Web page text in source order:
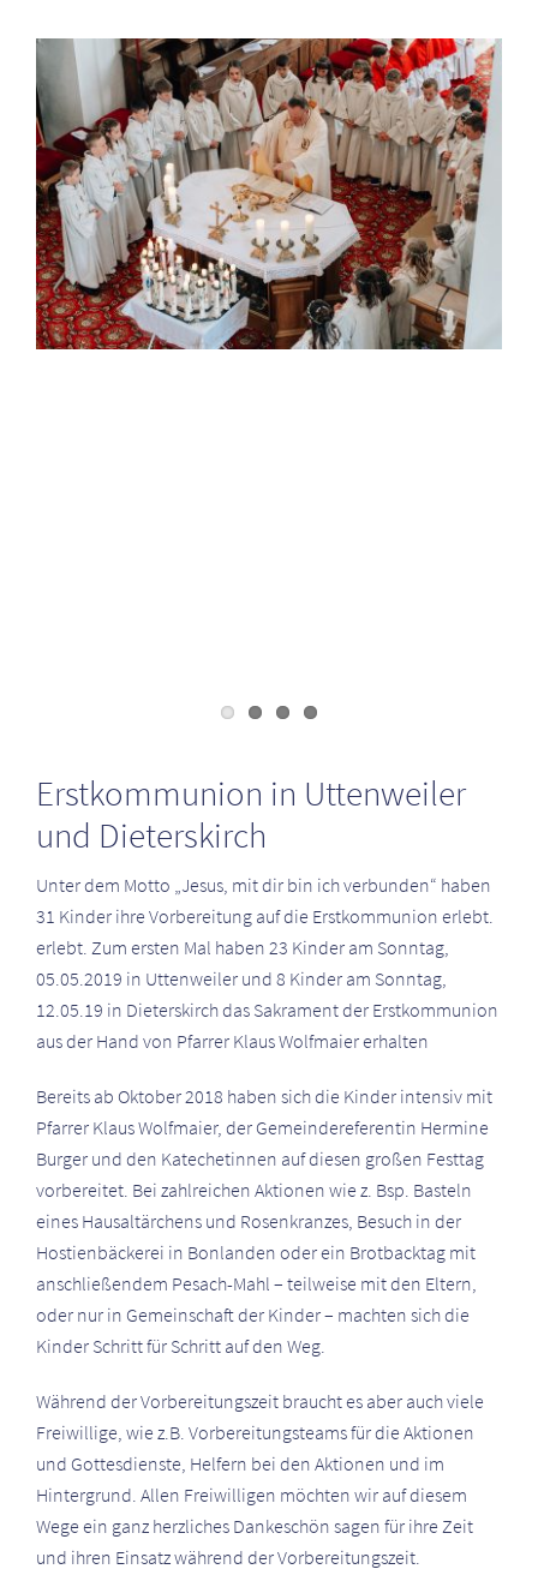
Zeige
grösseres
Bild
Erstkommunion in Uttenweiler
und Dieterskirch
Unter dem Motto „Jesus, mit dir bin ich verbunden“ haben
31 Kinder ihre Vorbereitung auf die Erstkommunion erlebt.
erlebt. Zum ersten Mal haben 23 Kinder am Sonntag,
05.05.2019 in Uttenweiler und 8 Kinder am Sonntag,
12.05.19 in Dieterskirch das Sakrament der Erstkommunion
aus der Hand von Pfarrer Klaus Wolfmaier erhalten
Bereits ab Oktober 2018 haben sich die Kinder intensiv mit
Pfarrer Klaus Wolfmaier, der Gemeindereferentin Hermine
Burger und den Katechetinnen auf diesen großen Festtag
vorbereitet. Bei zahlreichen Aktionen wie z. Bsp. Basteln
eines Hausaltärchens und Rosenkranzes, Besuch in der
Hostienbäckerei in Bonlanden oder ein Brotbacktag mit
anschließendem Pesach-Mahl – teilweise mit den Eltern,
oder nur in Gemeinschaft der Kinder – machten sich die
Kinder Schritt für Schritt auf den Weg.
Während der Vorbereitungszeit braucht es aber auch viele
Freiwillige, wie z.B. Vorbereitungsteams für die Aktionen
und Gottesdienste, Helfern bei den Aktionen und im
Hintergrund. Allen Freiwilligen möchten wir auf diesem
Wege ein ganz herzliches Dankeschön sagen für ihre Zeit
und ihren Einsatz während der Vorbereitungszeit.